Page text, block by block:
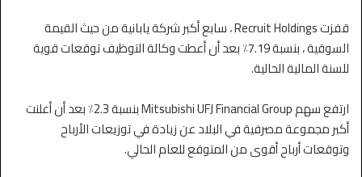
قفزت Recruit Holdings ، سابع أكبر شركة يابانية من حيث القيمة
السوقية ، بنسبة 7.19٪ بعد أن أعطت وكالة التوظيف توقعات قوية
للسنة المالية الحالية.
ارتفع سهم Mitsubishi UFJ Financial Group بنسبة 2.3٪ بعد أن أعلنت
أكبر مجموعة مصرفية في البلاد عن زيادة في توزيعات الأرباح
وتوقعات أرباح أقوى من المتوقع للعام الحالي.